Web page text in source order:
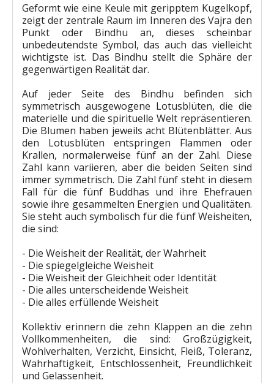
Geformt wie eine Keule mit geripptem Kugelkopf,
zeigt der zentrale Raum im Inneren des Vajra den
Punkt oder Bindhu an, dieses scheinbar
unbedeutendste Symbol, das auch das vielleicht
wichtigste ist. Das Bindhu stellt die Sphäre der
gegenwärtigen Realität dar.
Auf jeder Seite des Bindhu befinden sich
symmetrisch ausgewogene Lotusblüten, die die
materielle und die spirituelle Welt repräsentieren.
Die Blumen haben jeweils acht Blütenblätter. Aus
den Lotusblüten entspringen Flammen oder
Krallen, normalerweise fünf an der Zahl. Diese
Zahl kann variieren, aber die beiden Seiten sind
immer symmetrisch. Die Zahl fünf steht in diesem
Fall für die fünf Buddhas und ihre Ehefrauen
sowie ihre gesammelten Energien und Qualitäten.
Sie steht auch symbolisch für die fünf Weisheiten,
die sind:
- Die Weisheit der Realität, der Wahrheit
- Die spiegelgleiche Weisheit
- Die Weisheit der Gleichheit oder Identität
- Die alles unterscheidende Weisheit
- Die alles erfüllende Weisheit
Kollektiv erinnern die zehn Klappen an die zehn
Vollkommenheiten, die sind: Großzügigkeit,
Wohlverhalten, Verzicht, Einsicht, Fleiß, Toleranz,
Wahrhaftigkeit, Entschlossenheit, Freundlichkeit
und Gelassenheit.